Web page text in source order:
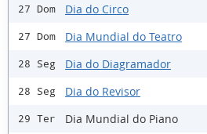
27 Dom Dia do Circo
27 Dom Dia Mundial do Teatro
28 Seg Dia do Diagramador
28 Seg Dia do Revisor
29 Ter Dia Mundial do Piano